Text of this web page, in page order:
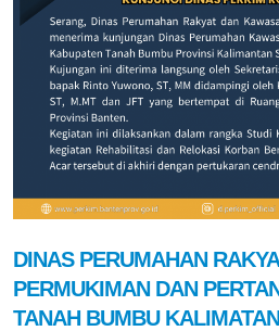
DINAS PERUMAHAN
PERMUKIMAN DAN
TANAH BUMBU